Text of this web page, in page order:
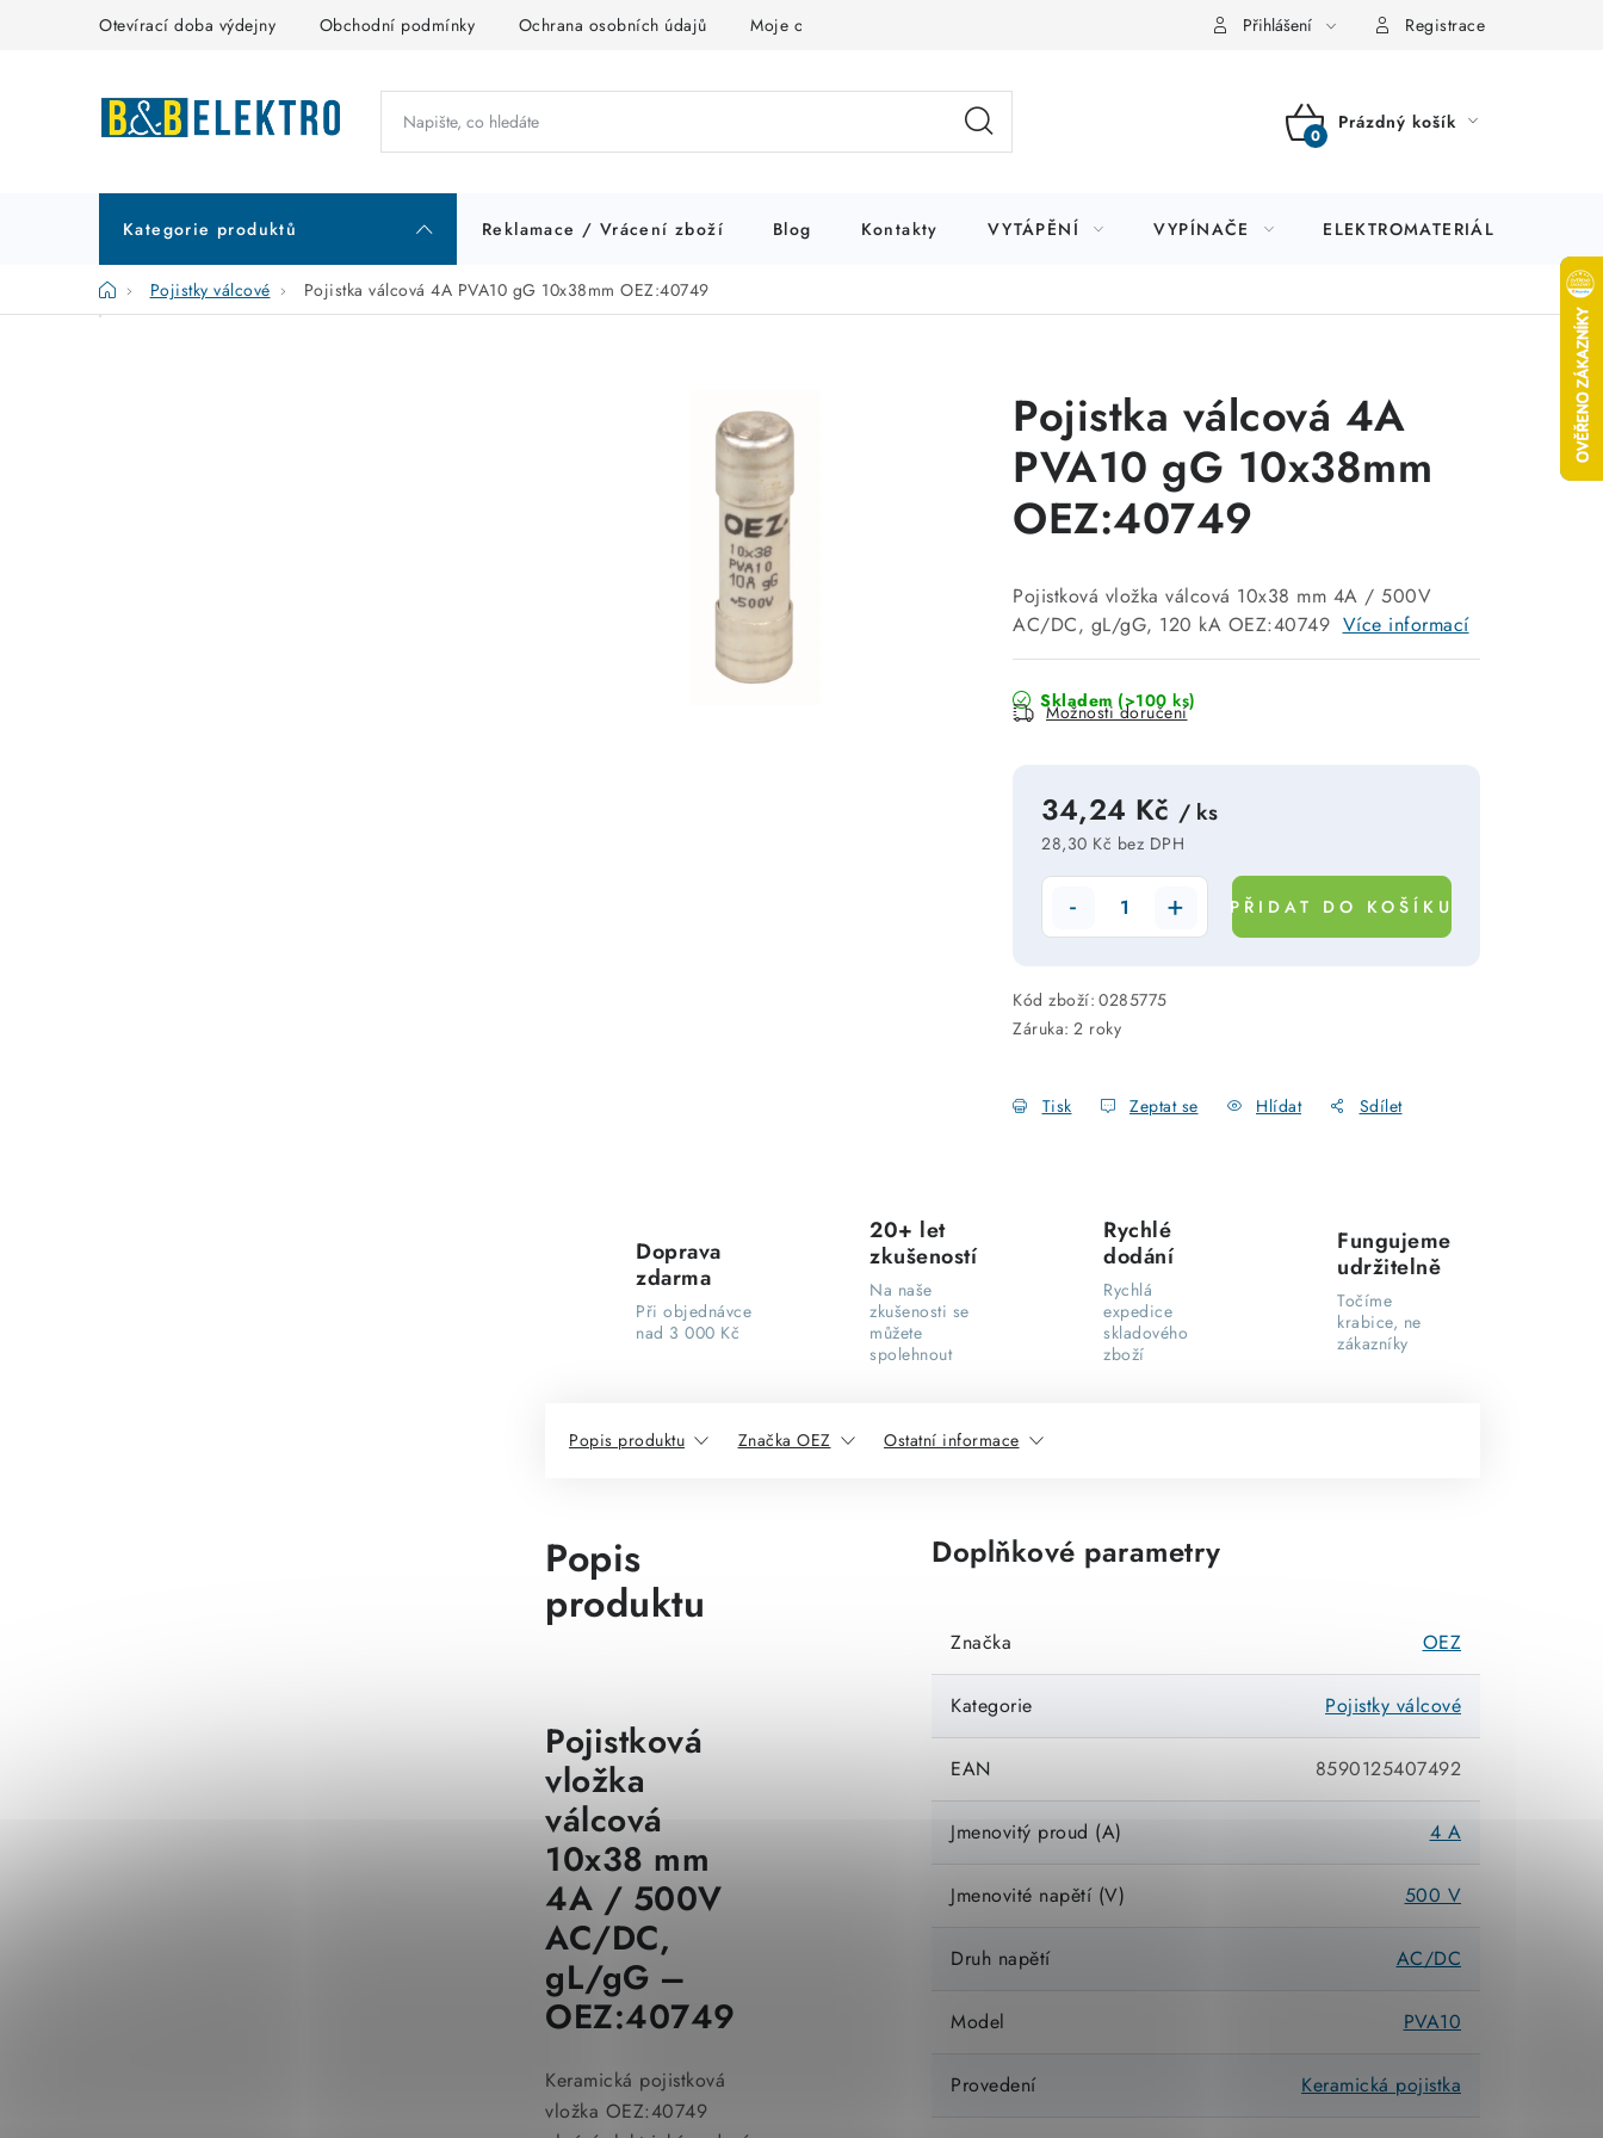
Otevírací doba výdejny Obchodní podmínky Ochrana osobních údajů Moje objednávka Přihlášení Registrace
NÁKUPNÍ
Prázdný košík
Kategorie produktů Reklamace / Vrácení zboží Blog Kontakty VYTÁPĚNÍ VYPÍNAČE ELEKTROMATERIÁL
DomůPojistky válcové Pojistka válcová 4A PVA10 gG 10x38mm OEZ:40749
P
Pojistka válcová 4A
PVA10 gG 10x38mm
OEZ:40749
Pojistková vložka válcová 10x38 mm 4A / 500V
AC/DC, gL/gG, 120 kA OEZ:40749 Více informací
Skladem (>100 ks)
Možnosti doručení
34,24 Kč / ks
28,30 Kč bez DPH
PŘIDAT DO KOŠÍKU
Kód zboží: 0285775
Záruka: 2 roky
Tisk Zeptat se Hlídat Sdílet
Doprava
zdarma
Při objednávce
nad 3 000 Kč
20+ let
zkušeností
Na naše
zkušenosti se
můžete
spolehnout
Rychlé
dodání
Rychlá
expedice
skladového
zboží
Fungujeme
udržitelně
Točíme
krabice, ne
zákazníky
Popis produktu Značka OEZ Ostatní informace
Popis
produktu
Pojistková
vložka
válcová
10x38 mm
4A / 500V
AC/DC,
gL/gG –
OEZ:40749
Keramická pojistková
vložka OEZ:40749
Doplňkové parametry
Značka OEZ
Kategorie Pojistky válcové
EAN 8590125407492
Jmenovitý proud (A) 4 A
Jmenovité napětí (V) 500 V
Druh napětí AC/DC
Model PVA10
Provedení Keramická pojistka